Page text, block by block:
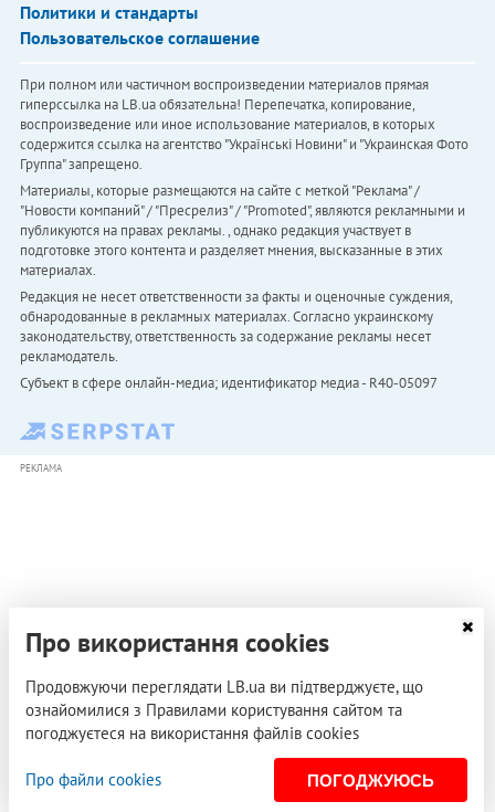
Политики и стандарты
Пользовательское соглашение
При полном или частичном воспроизведении материалов прямая
гиперссылка на LB.ua обязательна! Перепечатка, копирование,
воспроизведение или иное использование материалов, в которых
содержится ссылка на агентство "Українськi Новини" и "Украинская Фото
Группа" запрещено.
Материалы, которые размещаются на сайте с меткой "Реклама" /
"Новости компаний" / "Пресрелиз" / "Promoted", являются рекламными и
публикуются на правах рекламы. , однако редакция участвует в
подготовке этого контента и разделяет мнения, высказанные в этих
материалах.
Редакция не несет ответственности за факты и оценочные суждения,
обнародованные в рекламных материалах. Согласно украинскому
законодательству, ответственность за содержание рекламы несет
рекламодатель.
Субъект в сфере онлайн-медиа; идентификатор медиа - R40-05097
РЕКЛАМА
Про використання cookies
Продовжуючи переглядати LB.ua ви підтверджуєте, що
ознайомилися з Правилами користування сайтом та
погоджуєтеся на використання файлів cookies
Про файли cookies ПОГОДЖУЮСЬ